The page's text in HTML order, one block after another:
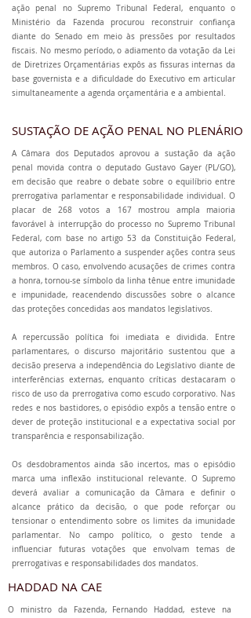
ação penal no Supremo Tribunal Federal, enquanto o
Ministério da Fazenda procurou reconstruir confiança
diante do Senado em meio às pressões por resultados
fiscais. No mesmo período, o adiamento da votação da Lei
de Diretrizes Orçamentárias expôs as fissuras internas da
base governista e a dificuldade do Executivo em articular
simultaneamente a agenda orçamentária e a ambiental.
SUSTAÇÃO DE AÇÃO PENAL NO PLENÁRIO
A Câmara dos Deputados aprovou a sustação da ação
penal movida contra o deputado Gustavo Gayer (PL/GO),
em decisão que reabre o debate sobre o equilíbrio entre
prerrogativa parlamentar e responsabilidade individual. O
placar de 268 votos a 167 mostrou ampla maioria
favorável à interrupção do processo no Supremo Tribunal
Federal, com base no artigo 53 da Constituição Federal,
que autoriza o Parlamento a suspender ações contra seus
membros. O caso, envolvendo acusações de crimes contra
a honra, tornou-se símbolo da linha tênue entre imunidade
e impunidade, reacendendo discussões sobre o alcance
das proteções concedidas aos mandatos legislativos.
A repercussão política foi imediata e dividida. Entre
parlamentares, o discurso majoritário sustentou que a
decisão preserva a independência do Legislativo diante de
interferências externas, enquanto críticas destacaram o
risco de uso da prerrogativa como escudo corporativo. Nas
redes e nos bastidores, o episódio expôs a tensão entre o
dever de proteção institucional e a expectativa social por
transparência e responsabilização.
Os desdobramentos ainda são incertos, mas o episódio
marca uma inflexão institucional relevante. O Supremo
deverá avaliar a comunicação da Câmara e definir o
alcance prático da decisão, o que pode reforçar ou
tensionar o entendimento sobre os limites da imunidade
parlamentar. No campo político, o gesto tende a
influenciar futuras votações que envolvam temas de
prerrogativas e responsabilidades dos mandatos.
HADDAD NA CAE
O ministro da Fazenda, Fernando Haddad, esteve na